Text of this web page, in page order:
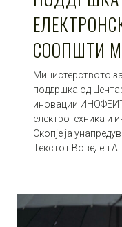
СООПШТИ
Министерството
поддршка од
иновации
електротехника и
Скопје ја
Текстот Воведен